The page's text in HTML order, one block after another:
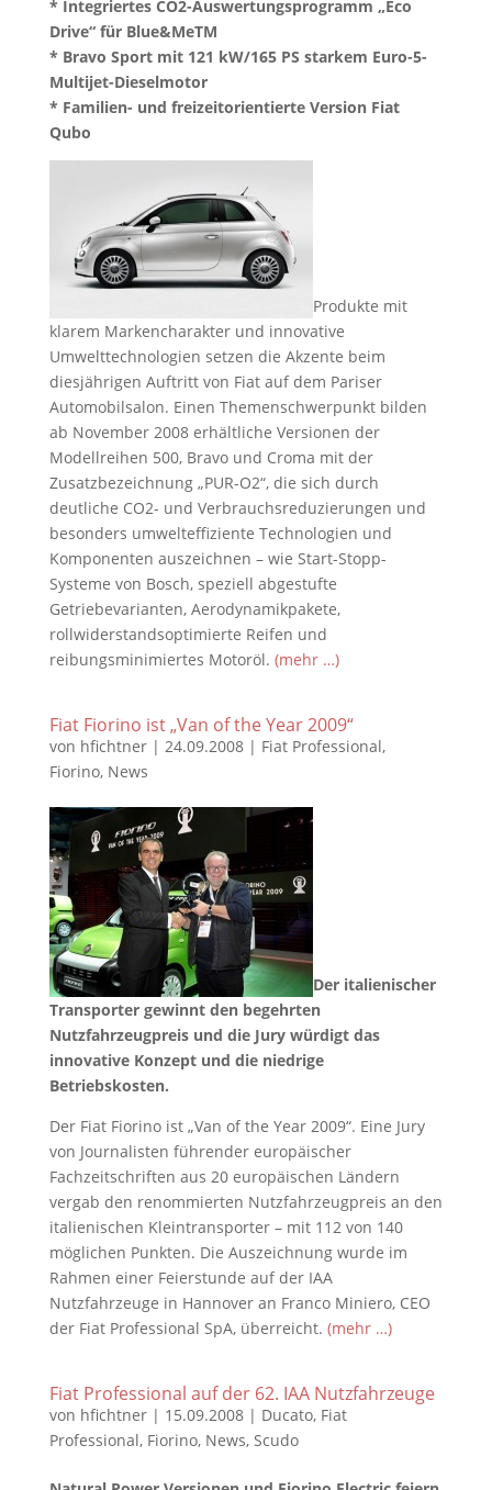
* Integriertes CO2-Auswertungsprogramm „Eco
Drive“ für Blue&MeTM
* Bravo Sport mit 121 kW/165 PS starkem Euro-5-
Multijet-Dieselmotor
* Familien- und freizeitorientierte Version Fiat
Qubo
Produkte mit
klarem Markencharakter und innovative
Umwelttechnologien setzen die Akzente beim
diesjährigen Auftritt von Fiat auf dem Pariser
Automobilsalon. Einen Themenschwerpunkt bilden
ab November 2008 erhältliche Versionen der
Modellreihen 500, Bravo und Croma mit der
Zusatzbezeichnung „PUR-O2“, die sich durch
deutliche CO2- und Verbrauchsreduzierungen und
besonders umwelteffiziente Technologien und
Komponenten auszeichnen – wie Start-Stopp-
Systeme von Bosch, speziell abgestufte
Getriebevarianten, Aerodynamikpakete,
rollwiderstandsoptimierte Reifen und
reibungsminimiertes Motoröl. (mehr …)
Fiat Fiorino ist „Van of the Year 2009“
von hfichtner| 24.09.2008| Fiat Professional,
Fiorino, News
Der italienischer
Transporter gewinnt den begehrten
Nutzfahrzeugpreis und die Jury würdigt das
innovative Konzept und die niedrige
Betriebskosten.
Der Fiat Fiorino ist „Van of the Year 2009“. Eine Jury
von Journalisten führender europäischer
Fachzeitschriften aus 20 europäischen Ländern
vergab den renommierten Nutzfahrzeugpreis an den
italienischen Kleintransporter – mit 112 von 140
möglichen Punkten. Die Auszeichnung wurde im
Rahmen einer Feierstunde auf der IAA
Nutzfahrzeuge in Hannover an Franco Miniero, CEO
der Fiat Professional SpA, überreicht. (mehr …)
Fiat Professional auf der 62. IAA Nutzfahrzeuge
von hfichtner| 15.09.2008| Ducato, Fiat
Professional, Fiorino, News, Scudo